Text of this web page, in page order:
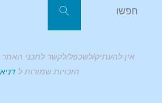
אין להעתיק/לשכפל/לקשר לתכני
הזכויות שמורות ל